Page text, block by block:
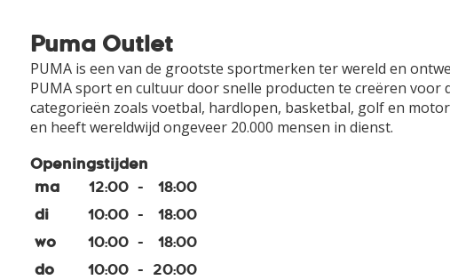
Puma Outlet
PUMA is een van de grootste sportmerken ter wereld en
PUMA sport en cultuur door snelle producten te creëren
categorieën zoals voetbal, hardlopen, basketbal, golf en
en heeft wereldwijd ongeveer 20.000 mensen in dienst.
Openingstijden
ma
12:00 -
18:00
di
10:00 -
18:00
wo
10:00 -
18:00
do
10:00 - 20:00